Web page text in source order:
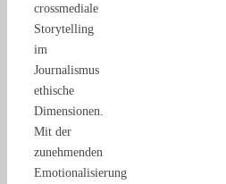
crossmediale
Storytelling
im
Journalismus
ethische
Dimensionen.
Mit der
zunehmenden
Emotionalisierung